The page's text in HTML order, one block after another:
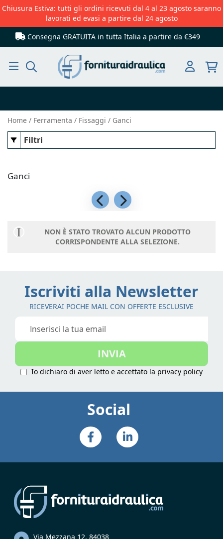
Chiusura Estiva: tutti gli ordini ricevuti dal 4 al 23 agosto saranno
lavorati ed evasi a partire dal 24 agosto
Consegna GRATUITA in tutta Italia a partire da €349
Home Ferramenta Fissaggi Ganci
Ganci
NON È STATO TROVATO ALCUN PRODOTTO
CORRISPONDENTE ALLA SELEZIONE.
Filtri
Iscriviti alla Newsletter
RICEVERAI POCHE MAIL CON OFFERTE ESCLUSIVE
Iscriviti
nostra
INVIA
Io dichiaro di aver letto e accettato la privacy policy
Social
Via Mezzana 12, 84038